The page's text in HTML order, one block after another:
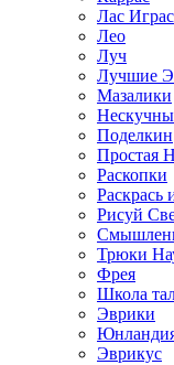
Лас Играс
Лео
Луч
Лучшие
Мазалики
Поделкин
Простая
Раскопки
Раскрась
Рисуй
Трюки
Фрея
Школа
Эврики
Эврикус